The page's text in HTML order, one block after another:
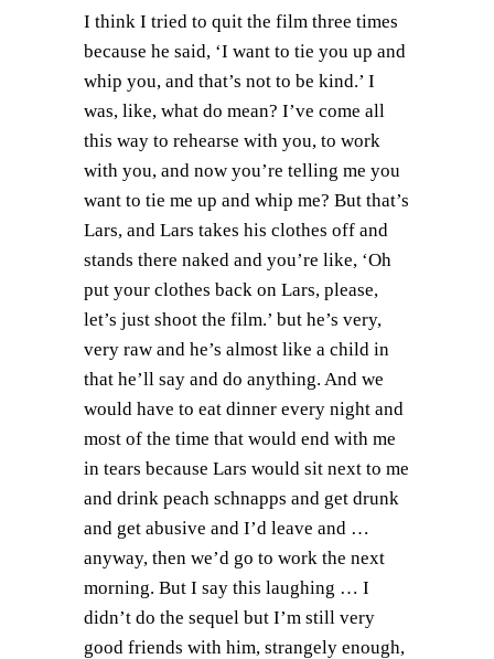
I think I tried to quit the film three times
because he said, ‘I want to tie you up and
whip you, and that’s not to be kind.’ I
was, like, what do mean? I’ve come all
this way to rehearse with you, to work
with you, and now you’re telling me you
want to tie me up and whip me? But that’s
Lars, and Lars takes his clothes off and
stands there naked and you’re like, ‘Oh
put your clothes back on Lars, please,
let’s just shoot the film.’ but he’s very,
very raw and he’s almost like a child in
that he’ll say and do anything. And we
would have to eat dinner every night and
most of the time that would end with me
in tears because Lars would sit next to me
and drink peach schnapps and get drunk
and get abusive and I’d leave and …
anyway, then we’d go to work the next
morning. But I say this laughing … I
didn’t do the sequel but I’m still very
good friends with him, strangely enough,